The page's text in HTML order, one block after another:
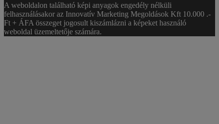
A weboldalon található képi anyagok engedély nélküli
felhasználásakor az Innovatív Marketing Megoldások Kft 10.000 .-
Ft + ÁFA összeget jogosult kiszámlázni a képeket használó
weboldal üzemeltetője számára.